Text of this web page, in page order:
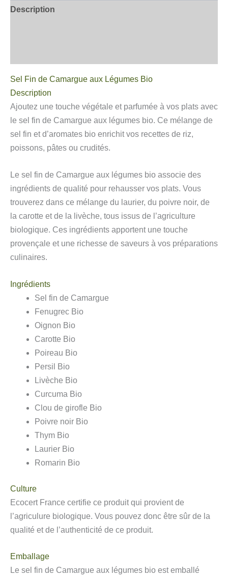
Description
Sel Fin de Camargue aux Légumes Bio
Description
Ajoutez une touche végétale et parfumée à vos plats avec
le sel fin de Camargue aux légumes bio. Ce mélange de
sel fin et d’aromates bio enrichit vos recettes de riz,
poissons, pâtes ou crudités.
Le sel fin de Camargue aux légumes bio associe des
ingrédients de qualité pour rehausser vos plats. Vous
trouverez dans ce mélange du laurier, du poivre noir, de
la carotte et de la livèche, tous issus de l’agriculture
biologique. Ces ingrédients apportent une touche
provençale et une richesse de saveurs à vos préparations
culinaires.
Ingrédients
Sel fin de Camargue
Fenugrec Bio
Oignon Bio
Carotte Bio
Poireau Bio
Persil Bio
Livèche Bio
Curcuma Bio
Clou de girofle Bio
Poivre noir Bio
Thym Bio
Laurier Bio
Romarin Bio
Culture
Ecocert France certifie ce produit qui provient de
l’agriculure biologique. Vous pouvez donc être sûr de la
qualité et de l’authenticité de ce produit.
Emballage
Le sel fin de Camargue aux légumes bio est emballé